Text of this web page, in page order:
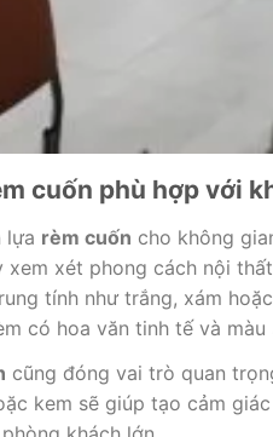
cuốn phù hợp với
lựa rèm cuốn cho không
xem xét phong cách nội
tính như trắng, xám
có hoa văn tinh tế và màu
cũng đóng vai trò quan
kem sẽ giúp tạo cảm